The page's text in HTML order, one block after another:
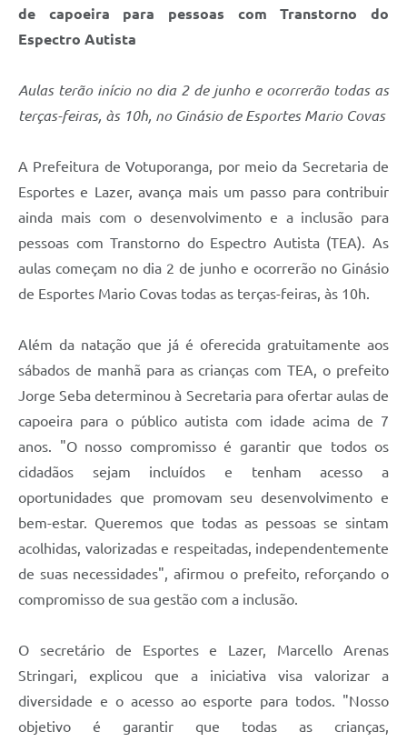
Telefones Úteis
Emprega
Contato
de capoeira para pessoas com Transtorno do
Espectro Autista
Aulas terão início no dia 2 de junho e ocorrerão todas as
terças-feiras, às 10h, no Ginásio de Esportes Mario Covas
A Prefeitura de Votuporanga, por meio da Secretaria de
Esportes e Lazer, avança mais um passo para contribuir
ainda mais com o desenvolvimento e a inclusão para
pessoas com Transtorno do Espectro Autista (TEA). As
aulas começam no dia 2 de junho e ocorrerão no Ginásio
de Esportes Mario Covas todas as terças-feiras, às 10h.
Além da natação que já é oferecida gratuitamente aos
sábados de manhã para as crianças com TEA, o prefeito
Jorge Seba determinou à Secretaria para ofertar aulas de
capoeira para o público autista com idade acima de 7
anos. "O nosso compromisso é garantir que todos os
cidadãos sejam incluídos e tenham acesso a
oportunidades que promovam seu desenvolvimento e
bem-estar. Queremos que todas as pessoas se sintam
acolhidas, valorizadas e respeitadas, independentemente
de suas necessidades", afirmou o prefeito, reforçando o
compromisso de sua gestão com a inclusão.
O secretário de Esportes e Lazer, Marcello Arenas
Stringari, explicou que a iniciativa visa valorizar a
diversidade e o acesso ao esporte para todos. "Nosso
objetivo é garantir que todas as crianças,